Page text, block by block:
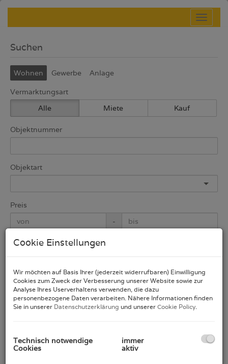
Suchen
Wohnen Gewerbe Anlage
Vermarktungsart
Alle
Miete Kauf
Objektnummer
Objektart
Preis
-
Zimmer
-
PLZ
Filter zurücksetzen
Cookie Einstellungen
Wir möchten auf Basis Ihrer (jederzeit widerrufbaren) Einwilligung
Cookies zum Zweck der Verbesserung unserer Website sowie zur
Analyse Ihres Userverhaltens verwenden, die dazu
personenbezogene Daten verarbeiten. Nähere Informationen finden
Sie in unserer Datenschutzerklärung und unserer Cookie Policy.
Technisch notwendige
Cookies
immer
aktiv